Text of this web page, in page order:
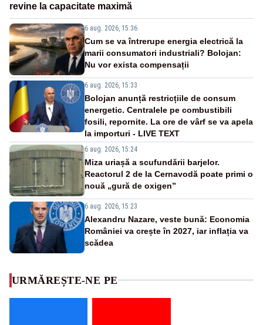
revine la capacitate maximă
6 aug. 2026, 15:36
Cum se va întrerupe energia electrică la
marii consumatori industriali? Bolojan:
Nu vor exista compensații
6 aug. 2026, 15:33
Bolojan anunță restricțiile de consum
energetic. Centralele pe combustibili
fosili, repornite. La ore de vârf se va apela
la importuri - LIVE TEXT
6 aug. 2026, 15:24
Miza uriașă a scufundării barjelor.
Reactorul 2 de la Cernavodă poate primi o
nouă „gură de oxigen”
6 aug. 2026, 15:23
Alexandru Nazare, veste bună: Economia
României va crește în 2027, iar inflația va
scădea
URMĂREȘTE-NE PE